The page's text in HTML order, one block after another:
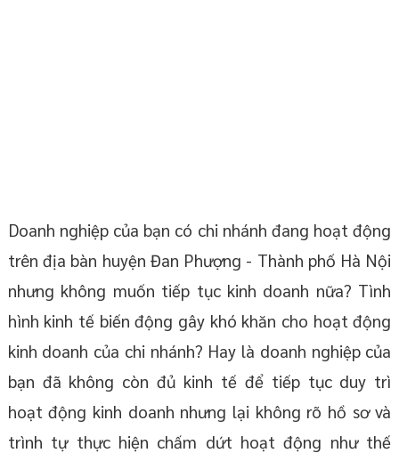
Doanh nghiệp của bạn có chi nhánh đang hoạt động
trên địa bàn huyện Đan Phượng - Thành phố Hà Nội
nhưng không muốn tiếp tục kinh doanh nữa? Tình
hình kinh tế biến động gây khó khăn cho hoạt động
kinh doanh của chi nhánh? Hay là doanh nghiệp của
bạn đã không còn đủ kinh tế để tiếp tục duy trì
hoạt động kinh doanh nhưng lại không rõ hồ sơ và
trình tự thực hiện chấm dứt hoạt động như thế